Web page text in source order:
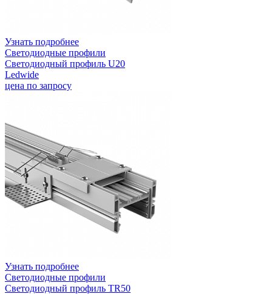
Узнать подробнее
Светодиодные профили
Светодиодный профиль U20
Ledwide
цена по запросу
Узнать подробнее
Светодиодные профили
Светодиодный профиль TR50